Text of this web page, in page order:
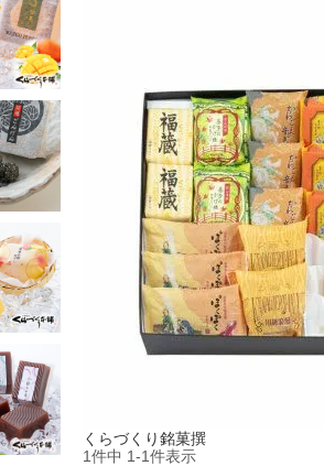
くらづくり銘菓撰
1件中 1-1件表示